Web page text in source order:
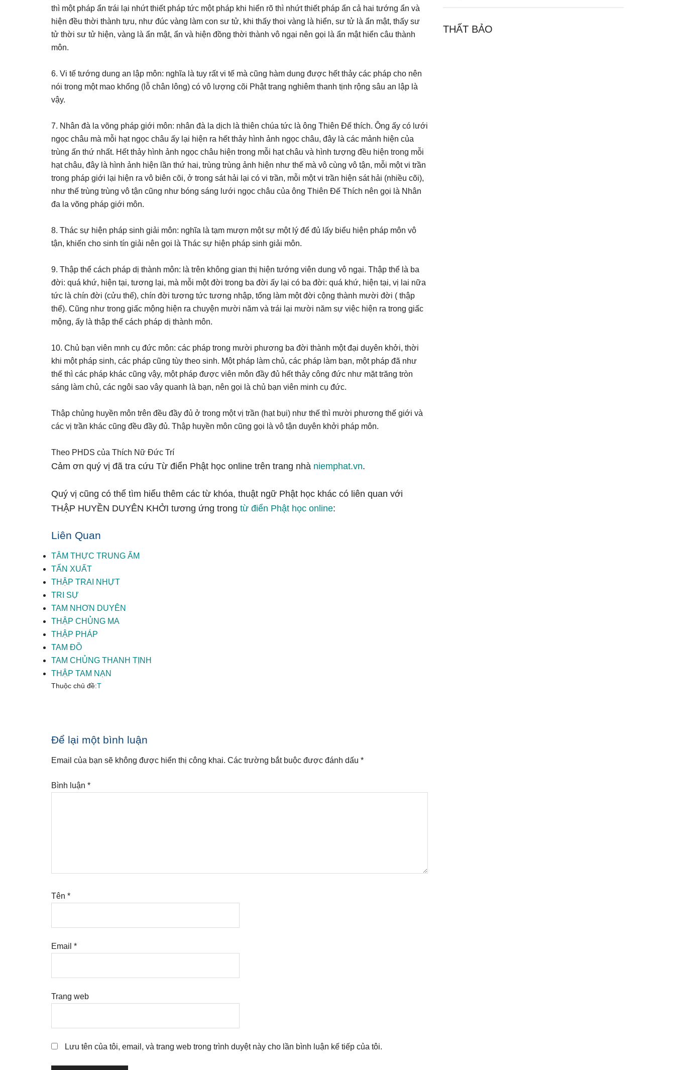
thì một pháp ẩn trái lại nhứt thiết pháp tức một pháp khi hiển rõ thì nhứt thiết pháp ẩn cả hai tướng ẩn và
hiện đều thời thành tựu, như đúc vàng làm con sư tử, khi thấy thoi vàng là hiển, sư tử là ẩn mật, thấy sư
tử thời sư tử hiện, vàng là ẩn mật, ẩn và hiện đồng thời thành vô ngại nên gọi là ẩn mật hiển câu thành
môn.
6. Vi tế tướng dung an lập môn: nghĩa là tuy rất vi tế mà cũng hàm dung được hết thảy các pháp cho nên
nói trong một mao khổng (lỗ chân lông) có vô lượng cõi Phật trang nghiêm thanh tịnh rộng sâu an lập là
vậy.
7. Nhân đà la võng pháp giới môn: nhân đà la dịch là thiên chúa tức là ông Thiên Đế thích. Ông ấy có lưới
ngọc châu mà mỗi hạt ngọc châu ấy lại hiện ra hết thảy hình ảnh ngọc châu, đây là các mảnh hiện của
trùng ấn thứ nhất. Hết thảy hình ảnh ngọc châu hiện trong mỗi hạt châu và hình tượng đều hiện trong mỗi
hạt châu, đây là hình ảnh hiện lần thứ hai, trùng trùng ảnh hiện như thế mà vô cùng vô tận, mỗi một vi trần
trong pháp giới lại hiện ra vô biên cõi, ở trong sát hải lại có vi trần, mỗi một vi trần hiện sát hải (nhiều cõi),
như thế trùng trùng vô tận cũng như bóng sáng lưới ngọc châu của ông Thiên Đế Thích nên gọi là Nhân
đa la võng pháp giới môn.
8. Thác sự hiện pháp sinh giải môn: nghĩa là tạm mượn một sự một lý để đủ lấy biểu hiện pháp môn vô
tận, khiến cho sinh tín giải nên gọi là Thác sự hiện pháp sinh giải môn.
9. Thập thể cách pháp dị thành môn: là trên không gian thị hiện tướng viên dung vô ngại. Thập thể là ba
đời: quá khứ, hiện tại, tương lại, mà mỗi một đời trong ba đời ấy lại có ba đời: quá khứ, hiện tại, vị lai nữa
tức là chín đời (cửu thế), chín đời tương tức tương nhập, tổng làm một đời cộng thành mười đời ( thập
thể). Cũng như trong giấc mộng hiện ra chuyện mười năm và trái lại mười năm sự việc hiện ra trong giấc
mộng, ấy là thập thế cách pháp dị thành môn.
10. Chủ bạn viên mnh cụ đức môn: các pháp trong mười phương ba đời thành một đại duyên khởi, thời
khi một pháp sinh, các pháp cũng tùy theo sinh. Một pháp làm chủ, các pháp làm bạn, một pháp đã như
thế thì các pháp khác cũng vậy, một pháp được viên môn đầy đủ hết thảy công đức như mặt trăng tròn
sáng làm chủ, các ngôi sao vây quanh là bạn, nên gọi là chủ bạn viên minh cụ đức.
Thập chủng huyền môn trên đều đầy đủ ở trong một vị trần (hạt bụi) như thế thì mười phương thế giới và
các vị trần khác cũng đều đầy đủ. Thập huyền môn cũng gọi là vô tận duyên khởi pháp môn.
Theo PHDS của Thích Nữ Đức Trí
Cảm ơn quý vị đã tra cứu Từ điển Phật học online trên trang nhà niemphat.vn.
Quý vị cũng có thể tìm hiểu thêm các từ khóa, thuật ngữ Phật học khác có liên quan với
THẬP HUYỀN DUYÊN KHỞI tương ứng trong từ điển Phật học online:
Liên Quan
TÂM THỰC TRUNG ẤM
TẨN XUẤT
THẬP TRAI NHỰT
TRI SỰ
TAM NHƠN DUYÊN
THẬP CHỦNG MA
THẬP PHÁP
TAM ĐỒ
TAM CHỦNG THANH TỊNH
THẬP TAM NẠN
Thuộc chủ đề:T
Reader
Interactions
Để lại một bình luận
Email của bạn sẽ không được hiển thị công khai. Các trường bắt buộc được đánh dấu *
Bình luận *
Tên *
Email *
Trang web
Lưu tên của tôi, email, và trang web trong trình duyệt này cho lần bình luận kế tiếp của tôi.
THẤT BẢO